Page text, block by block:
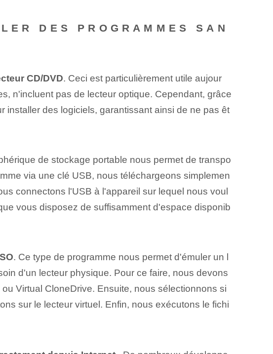
DES PROGRAMMES SAN
CD/DVD. Ceci est particulièrement utile aujour
n'incluent pas de lecteur optique. Cependant, grâce
installer des logiciels, garantissant ainsi de ne pas êt
de stockage portable nous permet de transpo
via une clé USB, nous téléchargeons simplemen
connectons l'USB à l'appareil sur lequel nous voul
vous disposez de suffisamment d'espace disponib
. Ce type de programme nous permet d'émuler un l
d'un lecteur physique. Pour ce faire, nous devons
Virtual CloneDrive. Ensuite, nous sélectionnons si
sur le lecteur virtuel. Enfin, nous exécutons le fichi